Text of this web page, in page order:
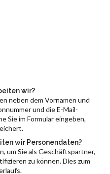
wir?
neben dem Vornamen und
und die E-Mail-
Sie im Formular eingeben,
wir Personendaten?
um Sie als Geschäftspartner,
zu können. Dies zum